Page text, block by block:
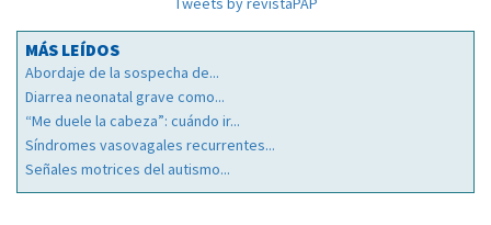
MÁS LEÍDOS
Abordaje de la sospecha de...
Diarrea neonatal grave como...
“Me duele la cabeza”: cuándo ir...
Síndromes vasovagales recurrentes...
Señales motrices del autismo...